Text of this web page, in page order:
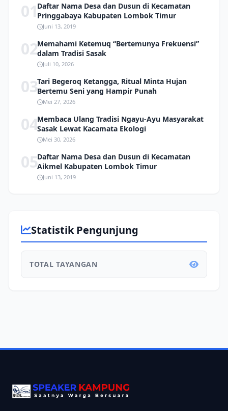
01Daftar Nama Desa dan Dusun di Kecamatan
Pringgabaya Kabupaten Lombok Timur
Juni 13, 2019
02Memahami Ketemuq “Bertemunya Frekuensi”
dalam Tradisi Sasak
Juli 10, 2026
03Tari Begeroq Ketangga, Ritual Minta Hujan
Bertemu Seni yang Hampir Punah
Mei 27, 2026
04Membaca Ulang Tradisi Ngayu-Ayu Masyarakat
Sasak Lewat Kacamata Ekologi
Mei 30, 2026
05Daftar Nama Desa dan Dusun di Kecamatan
Aikmel Kabupaten Lombok Timur
Juni 13, 2019
Statistik Pengunjung
TOTAL TAYANGAN